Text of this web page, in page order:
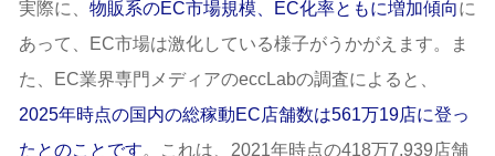
実際に、 物販系のEC市場規模、EC化率ともに増加傾向に
あって、EC市場は激化している様子がうかがえます。ま
た、EC業界専門メディアのeccLabの調査によると、
2025年時点の国内の総稼動EC店舗数は561万19店に登っ
たとのことです。これは、2021年時点の418万7,939店舗